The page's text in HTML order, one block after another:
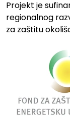
Projekt je
regionalnog
za zaštitu